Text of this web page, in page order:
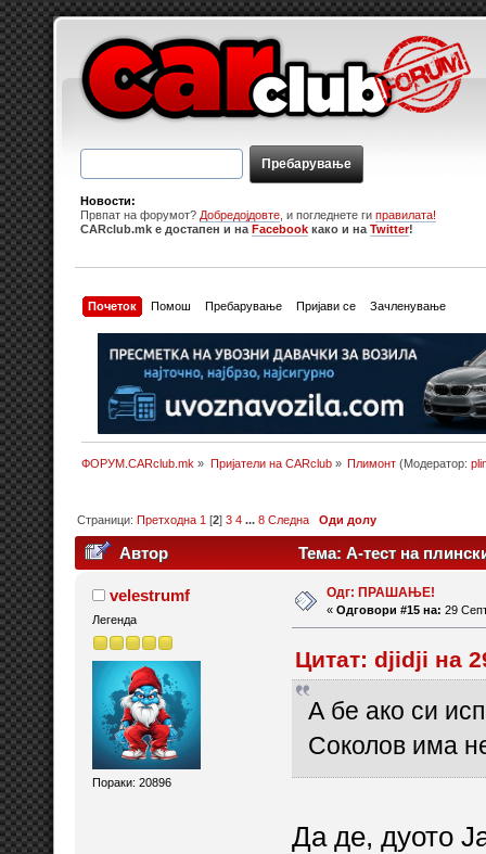
Новости:
Првпат на форумот? Добредојдовте , и погледнете ги правилата!
CARclub.mk е достапен и на Facebook како и на Twitter!
Почеток Помош Пребарување Пријави се Зачленување
ФОРУМ.CARclub.mk » Пријатели на CARclub» Плимонт(Модератор:
Страници:Претходна 1 [2]3 4 ...8 Следна Оди долу
Автор
Тема: А-тест на
пати)velestrumf
Легенда
Пораки: 20896
Одг: ПРАШАЊЕ!
« Одговори #15 на: 29
Цитат: djidji на
А бе ако си
Соколов има
Да де, дуото